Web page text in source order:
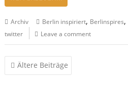
Archiv Berlin inspiriert, Berlinspires,
twitter Leave a comment
Beitragsnavigation
Ältere Beiträge